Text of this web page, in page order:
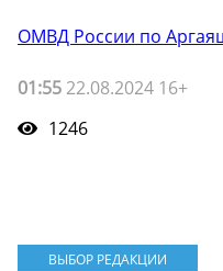
ОМВД России по
01:55 22.08.2024 16+
1246
ВЫБОР РЕДАКЦИИ